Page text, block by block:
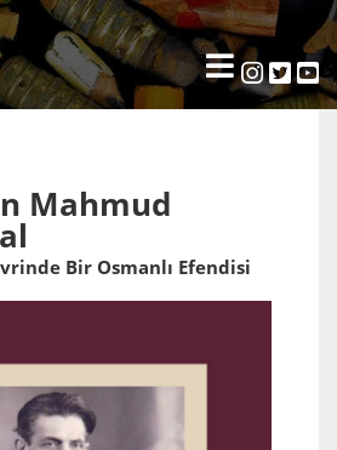
Mahmud
Bir Osmanlı Efendisi